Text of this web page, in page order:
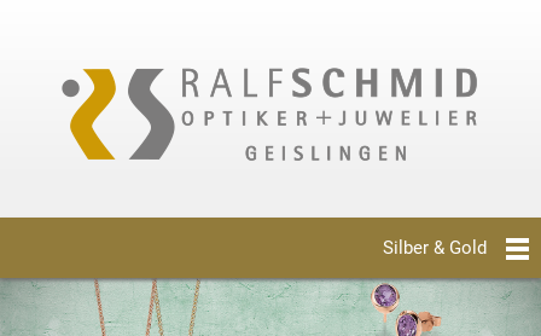
Silber & Gold